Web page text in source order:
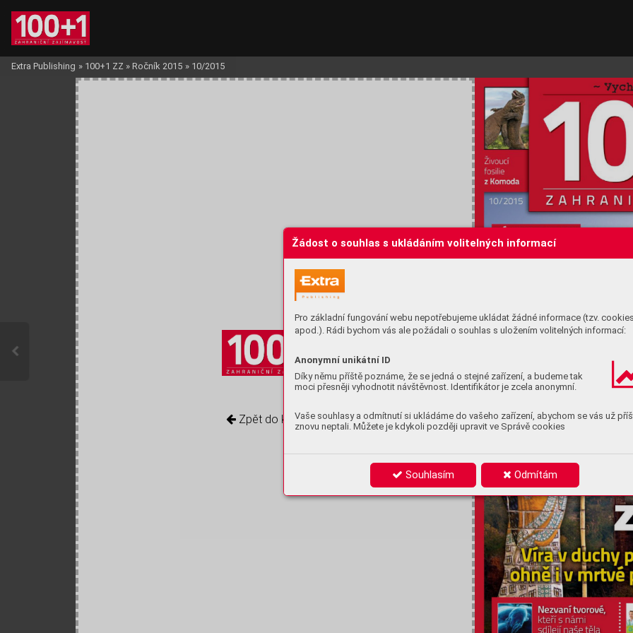
Žádost o souhlas s ukládáním volitelných informací
Pro základní fungování webu nepotřebujeme ukládat žádné informace (tzv.
apod.). Rádi bychom vás ale požádali o souhlas s uložením volitelných informací:
Anonymní unikátní ID
Díky němu příště poznáme, že se jedná o stejné zařízení, a budeme tak
moci přesněji vyhodnotit návštěvnost. Identifikátor je zcela anonymní.
Vaše souhlasy a odmítnutí si ukládáme do vašeho zařízení, abychom se vás už
znovu neptali. Můžete je kdykoli později upravit ve Správě cookies
Souhlasím Odmítám
Zpět do knihovny
Extra Publishing » 100+1 ZZ » Ročník 2015 » 10/2015